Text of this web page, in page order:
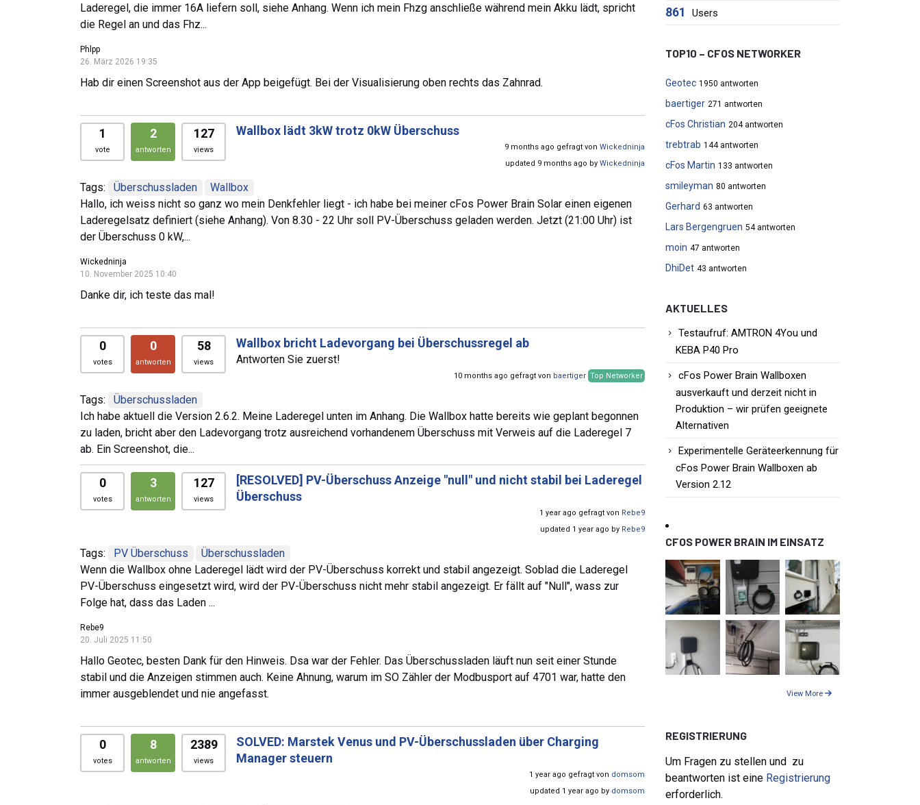
Laderegel, die immer 16A liefern soll, siehe Anhang. Wenn ich mein Fhzg anschließe während mein Akku lädt, spricht
die Regel an und das Fhz...
Phlpp
26. März 2026 19:35
Hab dir einen Screenshot aus der App beigefügt. Bei der Visualisierung oben rechts das Zahnrad.
1
vote
2
antworten
127
views
Wallbox lädt 3kW trotz 0kW Überschuss
9 months ago gefragt von Wickedninja
updated 9 months ago by Wickedninja
Tags: Überschussladen
Wallbox
Hallo, ich weiss nicht so ganz wo mein Denkfehler liegt - ich habe bei meiner cFos Power Brain Solar einen eigenen
Laderegelsatz definiert (siehe Anhang). Von 8.30 - 22 Uhr soll PV-Überschuss geladen werden. Jetzt (21:00 Uhr) ist
der Überschuss 0 kW,...
Wickedninja
10. November 2025 10:40
Danke dir, ich teste das mal!
0
votes
0
antworten
58
views
Wallbox bricht Ladevorgang bei Überschussregel ab
Antworten Sie zuerst!
10 months ago gefragt von baertiger Top Networker
Tags:
Überschussladen
Ich habe aktuell die Version 2.6.2. Meine Laderegel unten im Anhang. Die Wallbox hatte bereits wie geplant begonnen
zu laden, bricht aber den Ladevorgang trotz ausreichend vorhandenem Überschuss mit Verweis auf die Laderegel 7
ab. Ein Screenshot, die...
0
votes
3
antworten
127
views
[RESOLVED] PV-Überschuss Anzeige "null" und nicht stabil bei Laderegel
Überschuss
1 year ago gefragt von Rebe9
updated 1 year ago by Rebe9
Tags: PV Überschuss
Überschussladen
Wenn die Wallbox ohne Laderegel lädt wird der PV-Überschuss korrekt und stabil angezeigt. Soblad die Laderegel
PV-Überschuss eingesetzt wird, wird der PV-Überschuss nicht mehr stabil angezeigt. Er fällt auf "Null", wass zur
Folge hat, dass das Laden ...
Rebe9
20. Juli 2025 11:50
Hallo Geotec, besten Dank für den Hinweis. Dsa war der Fehler. Das Überschussladen läuft nun seit einer Stunde
stabil und die Anzeigen stimmen auch. Keine Ahnung, warum im SO Zähler der Modbusport auf 4701 war, hatte den
immer ausgeblendet und nie angefasst.
0
votes
8
antworten
2389
views
SOLVED: Marstek Venus und PV-Überschussladen über Charging
Manager steuern
1 year ago gefragt von domsom
updated 1 year ago by domsom
861 Users
TOP10 – CFOS NETWORKER
Geotec 1950 antworten
baertiger 271 antworten
cFos Christian 204 antworten
trebtrab 144 antworten
cFos Martin 133 antworten
smileyman 80 antworten
Gerhard 63 antworten
Lars Bergengruen 54 antworten
moin 47 antworten
DhiDet 43 antworten
AKTUELLES
Testaufruf: AMTRON 4You und
KEBA P40 Pro
cFos Power Brain Wallboxen
ausverkauft und derzeit nicht in
Produktion – wir prüfen geeignete
Alternativen
Experimentelle Geräteerkennung für
cFos Power Brain Wallboxen ab
Version 2.12
CFOS POWER BRAIN IM EINSATZ
View More
REGISTRIERUNG
Um Fragen zu stellen und zu
beantworten ist eine Registrierung
erforderlich.